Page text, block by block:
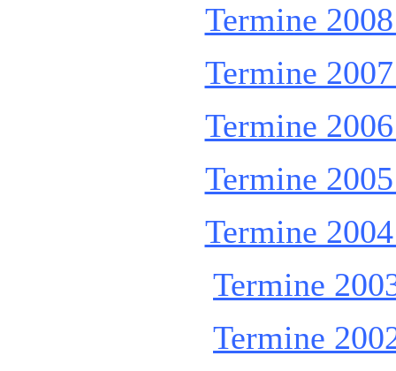
Termine
Termine
Termine
Termine
Termine
Termine
Termine